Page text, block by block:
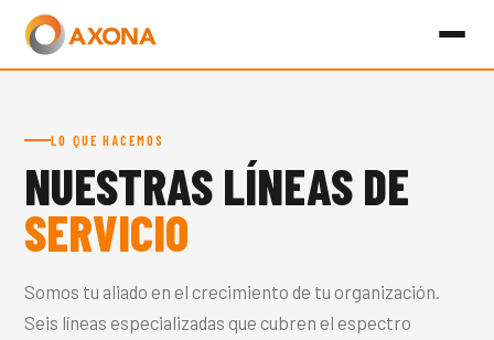
LO QUE HACEMOS
NUESTRAS LÍNEAS DE
SERVICIO
Somos tu aliado en el crecimiento de tu organización.
Seis líneas especializadas que cubren el espectro